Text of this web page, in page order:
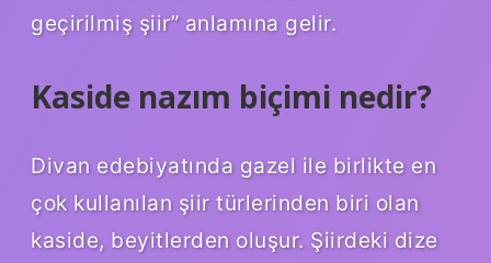
geçirilmiş şiir” anlamına gelir.
Kaside nazım biçimi nedir?
Divan edebiyatında gazel ile birlikte en
çok kullanılan şiir türlerinden biri olan
kaside, beyitlerden oluşur. Şiirdeki dize